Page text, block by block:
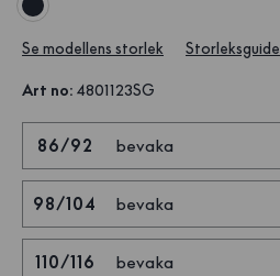
Se modellens storlek Storleksguide
Art no: 4801123SG
86/92 bevaka
98/104 bevaka
110/116 bevaka